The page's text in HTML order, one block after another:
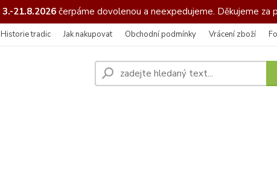
3.-21.8.2026čerpáme dovolenou a neexpedujeme. Děkujeme za
Historie tradic Jak nakupovat Obchodní podmínky Vrácení zboží